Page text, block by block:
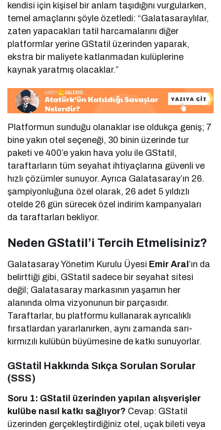
kendisi için kişisel bir anlam taşıdığını vurgularken,
temel amaçlarını şöyle özetledi: “Galatasaraylılar,
zaten yapacakları tatil harcamalarını diğer
platformlar yerine GStatil üzerinden yaparak,
ekstra bir maliyete katlanmadan kulüplerine
kaynak yaratmış olacaklar.”
Platformun sunduğu olanaklar ise oldukça geniş; 7
bine yakın otel seçeneği, 30 binin üzerinde tur
paketi ve 400’e yakın hava yolu ile GStatil,
taraftarların tüm seyahat ihtiyaçlarına güvenli ve
hızlı çözümler sunuyor. Ayrıca Galatasaray’ın 26.
şampiyonluğuna özel olarak, 26 adet 5 yıldızlı
otelde 26 gün sürecek özel indirim kampanyaları
da taraftarları bekliyor.
Neden GStatil’i Tercih Etmelisiniz?
Galatasaray Yönetim Kurulu Üyesi Emir Aral’ın da
belirttiği gibi, GStatil sadece bir seyahat sitesi
değil; Galatasaray markasının yaşamın her
alanında olma vizyonunun bir parçasıdır.
Taraftarlar, bu platformu kullanarak ayrıcalıklı
fırsatlardan yararlanırken, aynı zamanda sarı-
kırmızılı kulübün büyümesine de katkı sunuyorlar.
GStatil Hakkında Sıkça Sorulan Sorular
(SSS)
Soru 1: GStatil üzerinden yapılan alışverişler
kulübe nasıl katkı sağlıyor? Cevap: GStatil
üzerinden gerçekleştirdiğiniz otel, uçak bileti veya